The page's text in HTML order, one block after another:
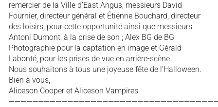
remercier de la Ville d’East Angus, messieurs David
Fournier, directeur général et Étienne Bouchard, directeur
des loisirs, pour cette opportunité ainsi que messieurs
Antoni Dumont, à la prise de son ; Alex BG de BG
Photographie pour la captation en image et Gérald
Labonté, pour les prises de vue en arrière-scène.
Nous souhaitons à tous une joyeuse fête de l’Halloween.
Bien à vous,
Aliceson Cooper et Aliceson Vampires